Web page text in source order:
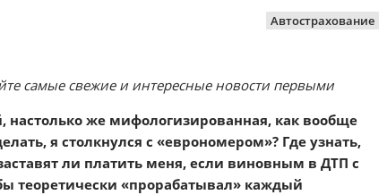
Автострахование
самые свежие и интересные новости первыми
же мифологизированная, как вообще
я столкнулся с «еврономером»? Где узнать,
ли платить меня, если виновным в ДТП с
теоретически «прорабатывал» каждый